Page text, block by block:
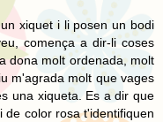
xiquet i li posen un bodi
comença a dir-li coses
dona molt ordenada, molt
m'agrada molt que vages
una xiqueta. Es a dir que
de color rosa t'identifiquen